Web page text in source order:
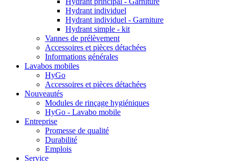
Hydrant individuel
Hydrant individuel - Garniture
Hydrant simple - kit
Vannes de prélèvement
Accessoires et pièces détachées
Informations générales
Lavabos mobiles
HyGo
Accessoires et pièces détachées
Nouveautés
Modules de rinçage hygiéniques
HyGo - Lavabo mobile
Entreprise
Promesse de qualité
Durabilité
Emplois
Service